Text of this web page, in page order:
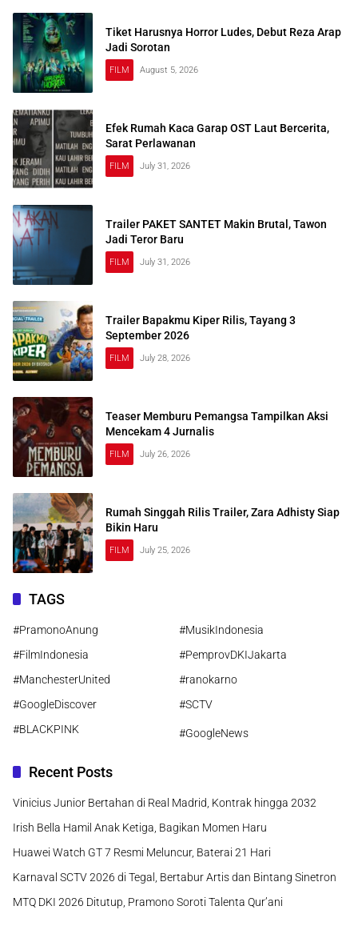
Tiket Harusnya Horror Ludes, Debut Reza Arap
Jadi Sorotan
FILM August 5, 2026
Efek Rumah Kaca Garap OST Laut Bercerita,
Sarat Perlawanan
FILM July 31, 2026
Trailer PAKET SANTET Makin Brutal, Tawon
Jadi Teror Baru
FILM July 31, 2026
Trailer Bapakmu Kiper Rilis, Tayang 3
September 2026
FILM July 28, 2026
Teaser Memburu Pemangsa Tampilkan Aksi
Mencekam 4 Jurnalis
FILM July 26, 2026
Rumah Singgah Rilis Trailer, Zara Adhisty Siap
Bikin Haru
FILM July 25, 2026
TAGS
#PramonoAnung
#MusikIndonesia
#FilmIndonesia
#PemprovDKIJakarta
#ManchesterUnited
#ranokarno
#GoogleDiscover
#SCTV
#BLACKPINK
#GoogleNews
Recent Posts
Vinicius Junior Bertahan di Real Madrid, Kontrak hingga 2032
Irish Bella Hamil Anak Ketiga, Bagikan Momen Haru
Huawei Watch GT 7 Resmi Meluncur, Baterai 21 Hari
Karnaval SCTV 2026 di Tegal, Bertabur Artis dan Bintang Sinetron
MTQ DKI 2026 Ditutup, Pramono Soroti Talenta Qur’ani